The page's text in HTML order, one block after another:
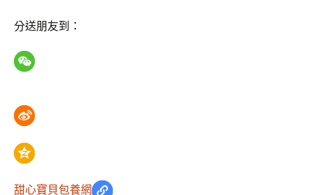
分送朋友到：
甜心寶貝包養網